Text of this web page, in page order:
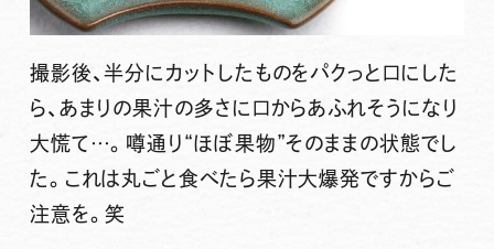
撮影後、半分にカットしたものをパクっと口にした
ら、あまりの果汁の多さに口からあふれそうになり
大慌て…。噂通り“ほぼ果物”そのままの状態でし
た。これは丸ごと食べたら果汁大爆発ですからご
注意を。笑